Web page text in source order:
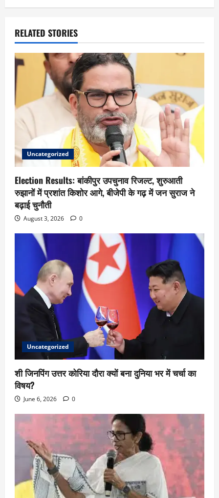
RELATED STORIES
Uncategorized
Election Results: बांकीपुर उपचुनाव रिजल्ट, शुरुआती
रुझानों में प्रशांत किशोर आगे, बीजेपी के गढ़ में जन सुराज ने
बढ़ाई चुनौती
August 3, 2026 0
Uncategorized
शी जिनपिंग उत्तर कोरिया दौरा क्यों बना दुनिया भर में चर्चा का
विषय?
June 6, 2026 0